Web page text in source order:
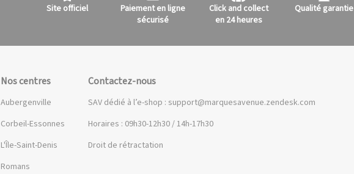
Site officiel
Paiement en ligne
sécurisé
Click and collect
en 24 heures
Qualité garantie
Nos centres
Aubergenville
Corbeil-Essonnes
L'Île-Saint-Denis
Romans
Contactez-nous
SAV dédié à l’e-shop : support@marquesavenue.zendesk.com
Horaires : 09h30-12h30 / 14h-17h30
Droit de rétractation